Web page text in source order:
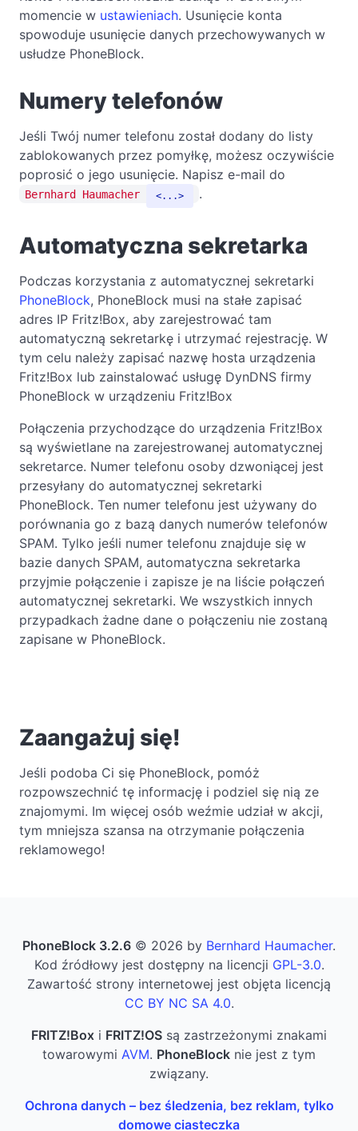
momencie w ustawieniach. Usunięcie konta
spowoduje usunięcie danych przechowywanych w
usłudze PhoneBlock.
Numery telefonów
Jeśli Twój numer telefonu został dodany do listy
zablokowanych przez pomyłkę, możesz oczywiście
poprosić o jego usunięcie. Napisz e-mail do
Bernhard Haumacher ... .
Automatyczna sekretarka
Podczas korzystania z automatycznej sekretarki
PhoneBlock, PhoneBlock musi na stałe zapisać
adres IP Fritz!Box, aby zarejestrować tam
automatyczną sekretarkę i utrzymać rejestrację. W
tym celu należy zapisać nazwę hosta urządzenia
Fritz!Box lub zainstalować usługę DynDNS firmy
PhoneBlock w urządzeniu Fritz!Box
Połączenia przychodzące do urządzenia Fritz!Box
są wyświetlane na zarejestrowanej automatycznej
sekretarce. Numer telefonu osoby dzwoniącej jest
przesyłany do automatycznej sekretarki
PhoneBlock. Ten numer telefonu jest używany do
porównania go z bazą danych numerów telefonów
SPAM. Tylko jeśli numer telefonu znajduje się w
bazie danych SPAM, automatyczna sekretarka
przyjmie połączenie i zapisze je na liście połączeń
automatycznej sekretarki. We wszystkich innych
przypadkach żadne dane o połączeniu nie zostaną
zapisane w PhoneBlock.
Zaangażuj się!
Jeśli podoba Ci się PhoneBlock, pomóż
rozpowszechnić tę informację i podziel się nią ze
znajomymi. Im więcej osób weźmie udział w akcji,
tym mniejsza szansa na otrzymanie połączenia
reklamowego!
PhoneBlock 3.2.6 © 2026 by Bernhard Haumacher.
Kod źródłowy jest dostępny na licencji GPL-3.0.
Zawartość strony internetowej jest objęta licencją
CC BY NC SA 4.0.
FRITZ!Box i FRITZ!OS są zastrzeżonymi znakami
towarowymi AVM. PhoneBlock nie jest z tym
związany.
Ochrona danych – bez śledzenia, bez reklam, tylko
domowe ciasteczka